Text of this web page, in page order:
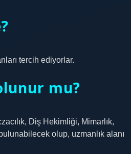
tercih ediyorlar.
mu?
Diş Hekimliği, Mimarlık,
olup, uzmanlık alanı